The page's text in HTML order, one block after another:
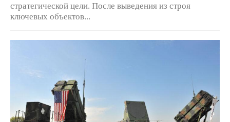
стратегической цели. После выведения из строя
ключевых объектов...